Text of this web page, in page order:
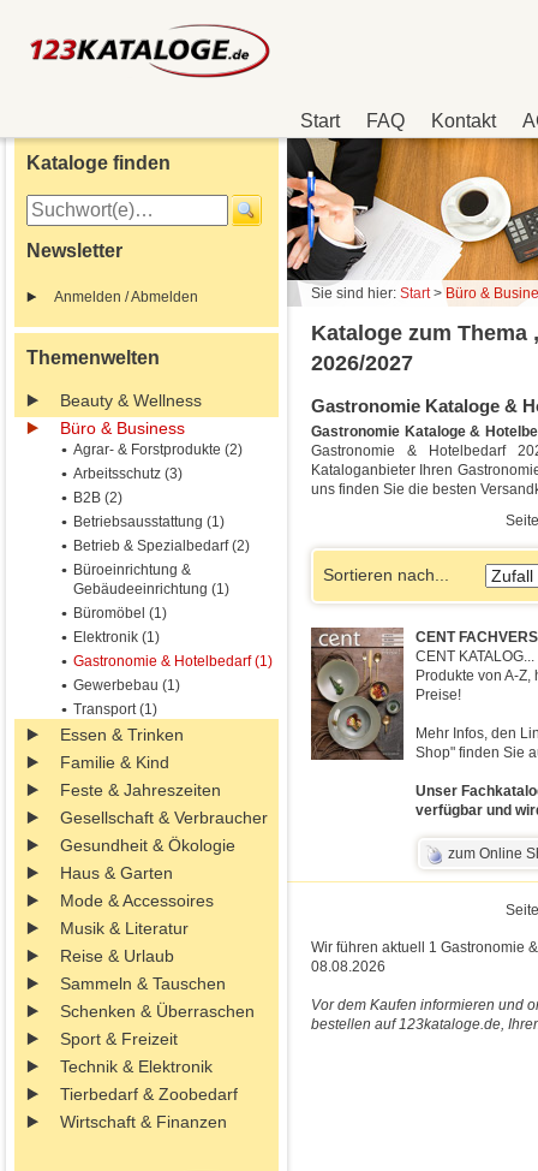
Start FAQ Kontakt
Kataloge finden
Newsletter
Anmelden / Abmelden
Themenwelten
Beauty & Wellness
Büro & Business
Agrar- & Forstprodukte (2)
Arbeitsschutz (3)
B2B (2)
Betriebsausstattung (1)
Betrieb & Spezialbedarf (2)
Büroeinrichtung &
Gebäudeeinrichtung (1)
Büromöbel (1)
Elektronik (1)
Gastronomie & Hotelbedarf (1)
Gewerbebau (1)
Transport (1)
Essen & Trinken
Familie & Kind
Feste & Jahreszeiten
Gesellschaft & Verbraucher
Gesundheit & Ökologie
Haus & Garten
Mode & Accessoires
Musik & Literatur
Reise & Urlaub
Sammeln & Tauschen
Schenken & Überraschen
Sport & Freizeit
Technik & Elektronik
Tierbedarf & Zoobedarf
Wirtschaft & Finanzen
Sie sind hier: Start>Büro &
Kataloge zum Thema
2026/2027
Gastronomie Kataloge &
Gastronomie Kataloge &
Gastronomie & Hotelbedarf
Kataloganbieter Ihren
uns finden Sie die besten
Sortieren nach...
CENT
CENT
Produkte von A-
Preise!
Mehr Infos, den
Shop" finden Sie
Unser
verfügbar und
zum Online
Wir führen aktuell 1 Gastronomie
08.08.2026
Vor dem Kaufen informieren und
bestellen auf 123kataloge.de,